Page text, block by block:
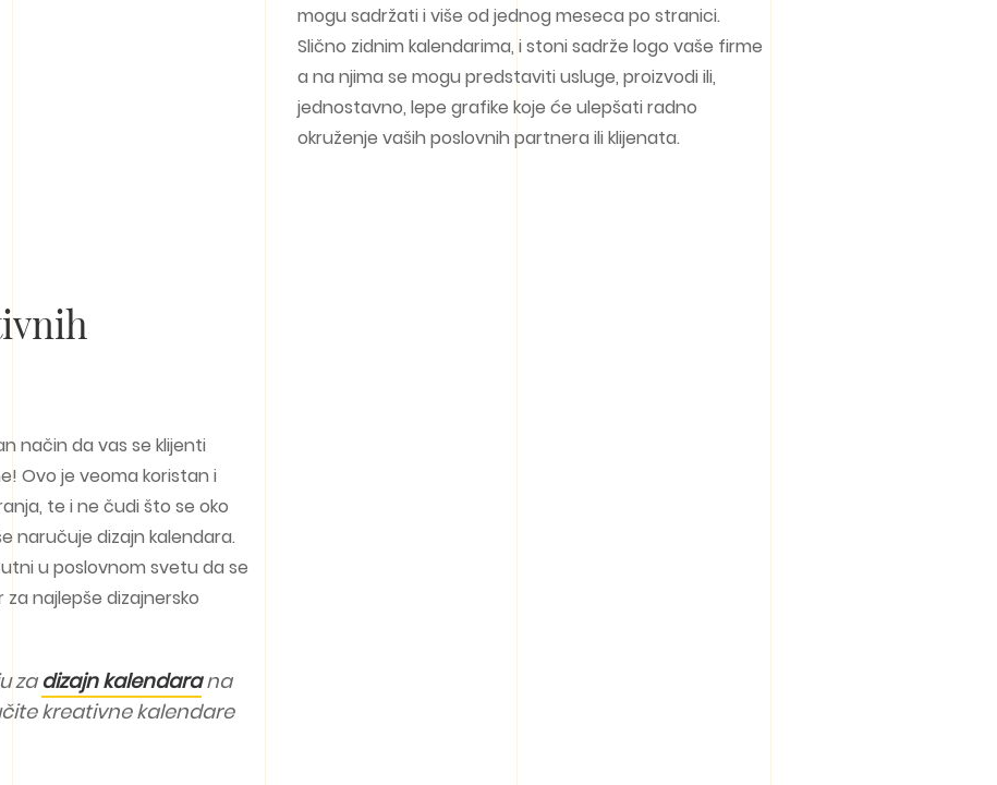
mogu sadržati i više od jednog meseca po stranici.
Slično zidnim kalendarima, i stoni sadrže logo vaše firme
a na njima se mogu predstaviti usluge, proizvodi ili,
jednostavno, lepe grafike koje će ulepšati radno
okruženje vaših poslovnih partnera ili klijenata.
način da vas se klijenti
Ovo je veoma koristan i
te i ne čudi što se oko
naručuje dizajn kalendara.
u poslovnom svetu da se
najlepše dizajnersko
zadizajn kalendarana
kreativne kalendare